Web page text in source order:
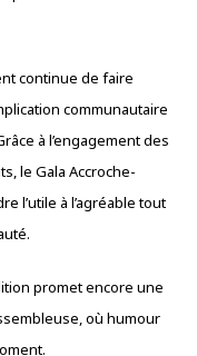
continue de faire
communautaire
à l’engagement des
le Gala Accroche-
l’utile à l’agréable tout
promet encore une
où humour